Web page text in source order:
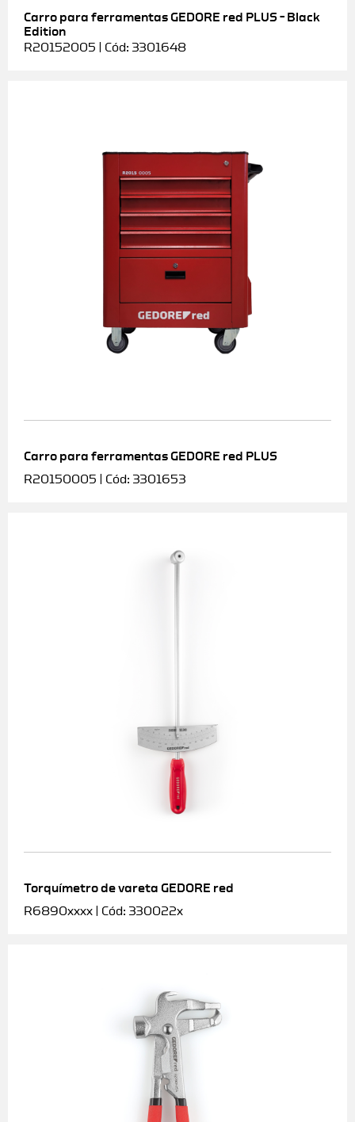
Carro para ferramentas GEDORE red PLUS – Black
Edition
R20152005 | Cód: 3301648
Carro para ferramentas GEDORE red PLUS
R20150005 | Cód: 3301653
Torquímetro de vareta GEDORE red
R6890xxxx | Cód: 330022x